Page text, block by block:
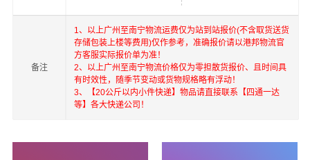
港邦在深圳，珠海，广州，北京，上海，武汉和香港，澳
门，台湾等地具有优势的物流网络资源，依靠国内北京，
备注
1、以上广州至南宁物流运费仅为站到站报价(不含取货送货
存储包装上楼等费用)仅作参考，准确报价请以港邦物流官
方客服实际报价单为准！
2、以上广州至南宁物流价格仅为零担散货报价、且时间具
有时效性，随季节变动或货物规格略有浮动！
3、【20公斤以内小件快递】物品请直接联系【四通一达
等】各大快递公司！